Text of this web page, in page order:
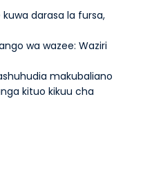
kuwa darasa la fursa,
wa wazee: Waziri
makubaliano
kituo kikuu cha